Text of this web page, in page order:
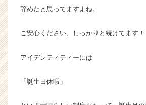
辞めたと思ってますよね。
ご安心ください、しっかりと続けてます！
アイデンティティーには
「誕生日休暇」